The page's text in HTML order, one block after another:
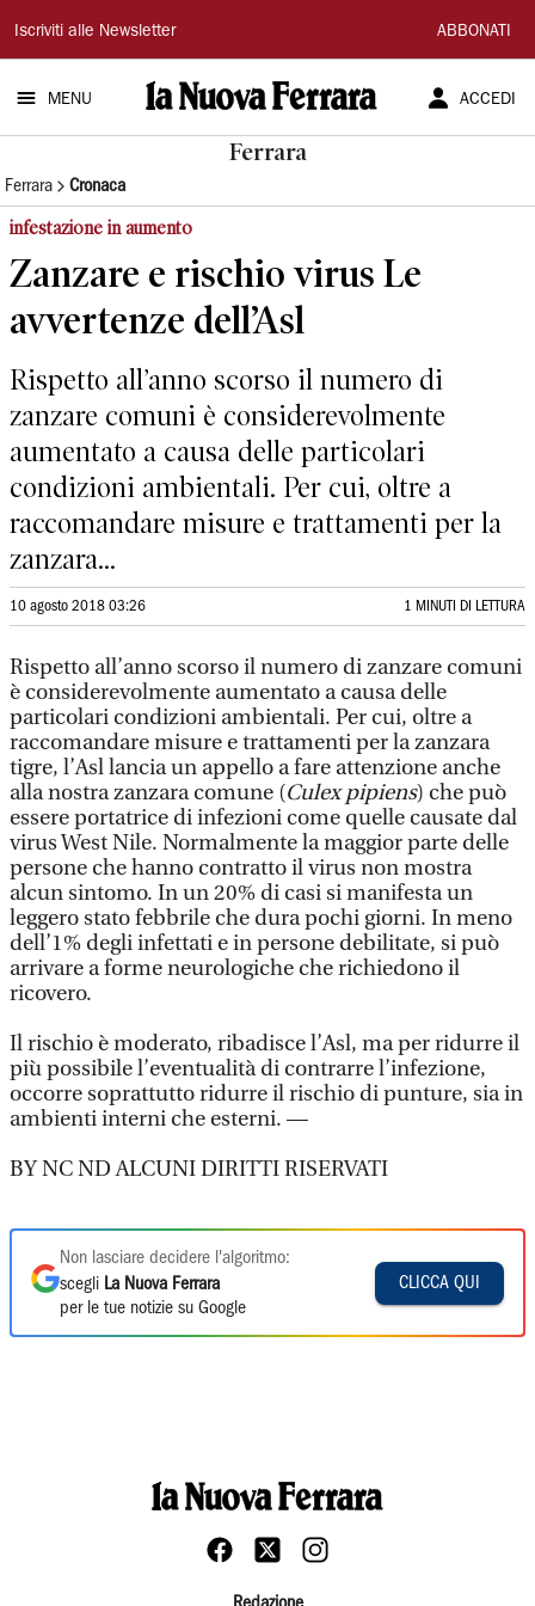
La
Nuova
Ferrara
Iscriviti alle Newsletter ABBONATI
MENU ACCEDI
Ferrara
Ferrara Cronaca
infestazione in aumento
Zanzare e rischio virus Le
avvertenze dell’Asl
Rispetto all’anno scorso il numero di
zanzare comuni è considerevolmente
aumentato a causa delle particolari
condizioni ambientali. Per cui, oltre a
raccomandare misure e trattamenti per la
zanzara...
10 agosto 2018 03:26 1 MINUTI DI LETTURA
Rispetto all’anno scorso il numero di zanzare comuni
è considerevolmente aumentato a causa delle
particolari condizioni ambientali. Per cui, oltre a
raccomandare misure e trattamenti per la zanzara
tigre, l’Asl lancia un appello a fare attenzione anche
alla nostra zanzara comune (Culex pipiens) che può
essere portatrice di infezioni come quelle causate dal
virus West Nile. Normalmente la maggior parte delle
persone che hanno contratto il virus non mostra
alcun sintomo. In un 20% di casi si manifesta un
leggero stato febbrile che dura pochi giorni. In meno
dell’1% degli infettati e in persone debilitate, si può
arrivare a forme neurologiche che richiedono il
ricovero.
Il rischio è moderato, ribadisce l’Asl, ma per ridurre il
più possibile l’eventualità di contrarre l’infezione,
occorre soprattutto ridurre il rischio di punture, sia in
ambienti interni che esterni. —
BY NC ND ALCUNI DIRITTI RISERVATI
Non lasciare decidere l'algoritmo:
scegli La Nuova Ferrara
per le tue notizie su Google
CLICCA QUI